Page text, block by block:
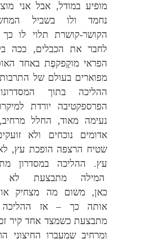
מופיע במודל, אבל אני
נחמד ולו בשביל
הקושר-קושרת תלוי לו
לחבר את הכבלים, ככה
הפראי מוקָפקפֶת באחד
מפוארים בעולם של
ההליכה בתוך
הפרספקטיבה יורדת
נעימה מאוד, החלל
אדומים נוכחים ולא
שטיח הרצפה הופכת עץ,
עץ. ההליכה במסדרון
המילה מתבצעת לא
כאן, משום מה מצחיק
אותה כך – אז ההליכה
מתבצעת כשמצד אחד קיר
ומרחיב שמעברו החיצוני